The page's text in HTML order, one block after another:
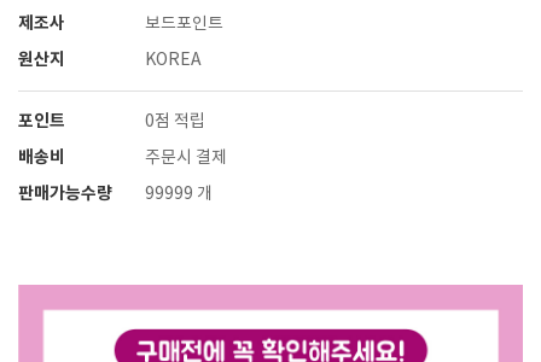
제조사 보드포인트
원산지 KOREA
포인트 0점 적립
배송비 주문시 결제
판매가능수량 99999 개